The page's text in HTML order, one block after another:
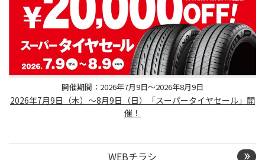
開催期間：2026年7月9日～2026年8月9日
2026年7月9日（木）～8月9日（日）「スーパータイヤセール」開
催！
WEBチラシ